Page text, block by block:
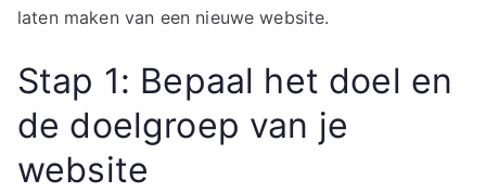
laten maken van een nieuwe website.
Stap 1: Bepaal het doel en
de doelgroep van je
website